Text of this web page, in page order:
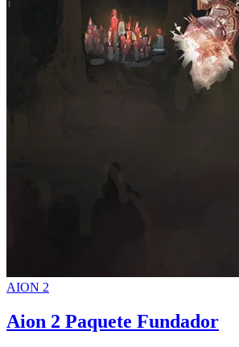
AION 2
Aion 2 Paquete Fundador